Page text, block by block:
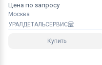
Цена по запросу
Москва
УРАЛДЕТАЛЬСЕРВИС
Купить